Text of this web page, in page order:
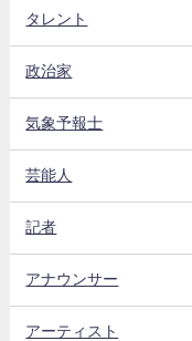
タレント
政治家
気象予報士
芸能人
記者
アナウンサー
アーティスト